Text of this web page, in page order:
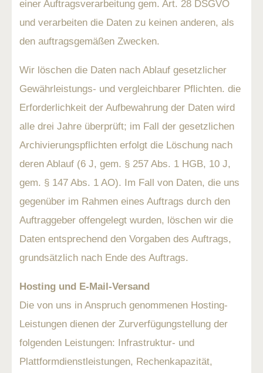
einer Auftragsverarbeitung gem. Art. 28 DSGVO
und verarbeiten die Daten zu keinen anderen, als
den auftragsgemäßen Zwecken.
Wir löschen die Daten nach Ablauf gesetzlicher
Gewährleistungs- und vergleichbarer Pflichten. die
Erforderlichkeit der Aufbewahrung der Daten wird
alle drei Jahre überprüft; im Fall der gesetzlichen
Archivierungspflichten erfolgt die Löschung nach
deren Ablauf (6 J, gem. § 257 Abs. 1 HGB, 10 J,
gem. § 147 Abs. 1 AO). Im Fall von Daten, die uns
gegenüber im Rahmen eines Auftrags durch den
Auftraggeber offengelegt wurden, löschen wir die
Daten entsprechend den Vorgaben des Auftrags,
grundsätzlich nach Ende des Auftrags.
Hosting und E-Mail-Versand
Die von uns in Anspruch genommenen Hosting-
Leistungen dienen der Zurverfügungstellung der
folgenden Leistungen: Infrastruktur- und
Plattformdienstleistungen, Rechenkapazität,